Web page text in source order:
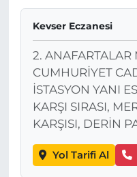
Kevser Eczanesi
2. ANAFARTALAR
CUMHURİYET
İSTASYON YANI
KARŞI SIRASI,
KARŞISI, DERİN
Yol Tarifi Al